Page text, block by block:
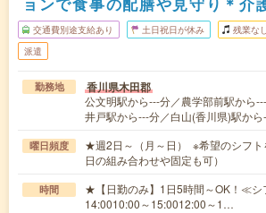
交通費別途支給あり 土日祝日が休み 残業なし
派遣
勤務地 香川県木田郡
公文明駅から---分／農学部前駅から
井戸駅から---分／白山(香川県)駅か
曜日頻度
★週2日～（月～日） ※希望のシフト
日の組み合わせや固定も可）
時間
★【日勤のみ】1日5時間～OK！≪
14:0010:00～15:0012:00～1…